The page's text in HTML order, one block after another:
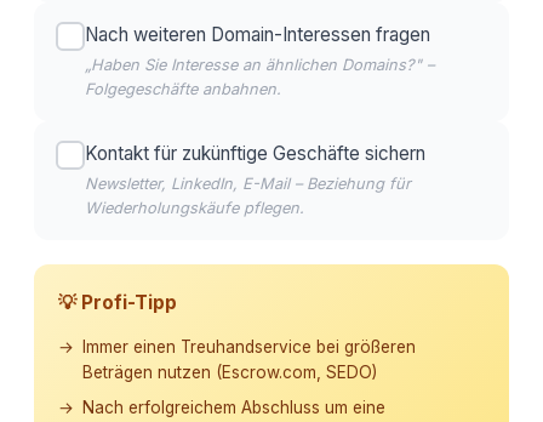
Nach weiteren Domain-Interessen fragen
„Haben Sie Interesse an ähnlichen Domains?" –
Folgegeschäfte anbahnen.
Kontakt für zukünftige Geschäfte sichern
Newsletter, LinkedIn, E-Mail – Beziehung für
Wiederholungskäufe pflegen.
💡 Profi-Tipp
Immer einen Treuhandservice bei größeren
Beträgen nutzen (Escrow.com, SEDO)
Nach erfolgreichem Abschluss um eine